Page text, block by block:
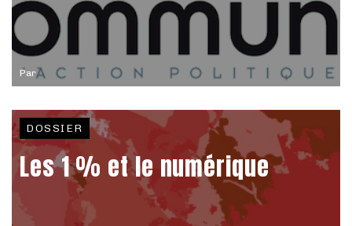
Par
DOSSIER
Les 1 % et le numérique